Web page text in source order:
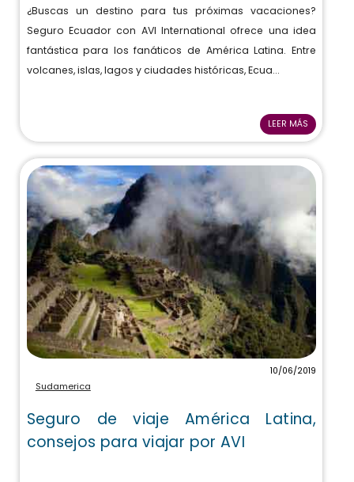
¿Buscas un destino para tus próximas vacaciones?
Seguro Ecuador con AVI International ofrece una idea
fantástica para los fanáticos de América Latina. Entre
volcanes, islas, lagos y ciudades históricas, Ecua...
LEER MÁS
10/06/2019
Sudamerica
Seguro de viaje América Latina,
consejos para viajar por AVI